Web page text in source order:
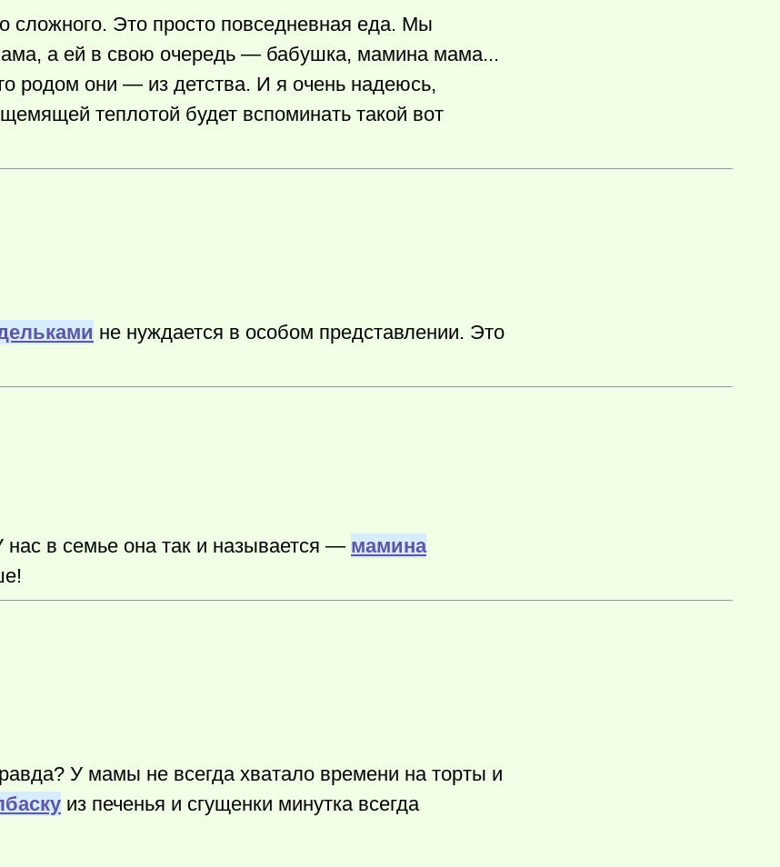
сложного. Это просто повседневная еда. Мы
а ей в свою очередь — бабушка, мамина мама...
родом они — из детства. И я очень надеюсь,
теплотой будет вспоминать такой вот
не нуждается в особом представлении. Это
в семье она так и называется — мамина
У мамы не всегда хватало времени на торты и
из печенья и сгущенки минутка всегда